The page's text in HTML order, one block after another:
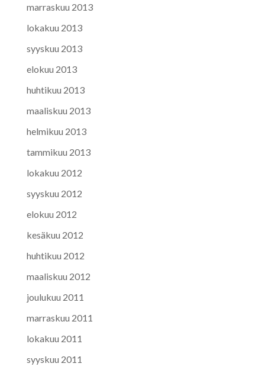
marraskuu 2013
lokakuu 2013
syyskuu 2013
elokuu 2013
huhtikuu 2013
maaliskuu 2013
helmikuu 2013
tammikuu 2013
lokakuu 2012
syyskuu 2012
elokuu 2012
kesäkuu 2012
huhtikuu 2012
maaliskuu 2012
joulukuu 2011
marraskuu 2011
lokakuu 2011
syyskuu 2011